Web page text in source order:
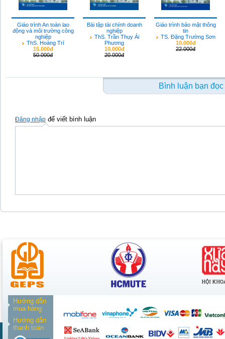
Giáo trình An toàn lao
động và môi trường công
nghiệp
ThS. Hoàng Trí
15.000đ
50.000đ
Bài tập tài chính doanh
nghiệp
ThS. Trần Thụy Ái
Phương
10.000đ
20.000đ
Giáo trình bảo mật thông
tin
TS. Đặng Trường Sơn
10.000đ
22.000đ
Bình luận bạn đọc
Đăng nhập để viết bình luận
Hướng dẫn
mua hàng
Hướng dẫn
thanh toán